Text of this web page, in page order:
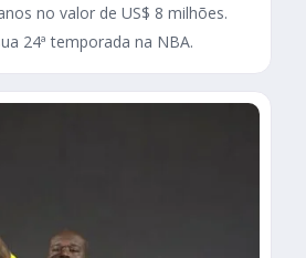
no valor de US$ 8 milhões.
24ª temporada na NBA.